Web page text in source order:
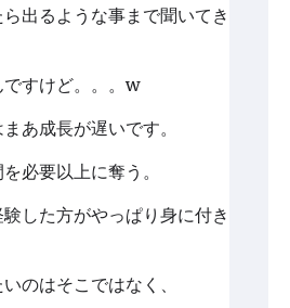
出るような事まで聞いてき
ですけど。。。w
あ成長が遅いです。
必要以上に奪う。
した方がやっぱり身に付き
のはそこではなく、